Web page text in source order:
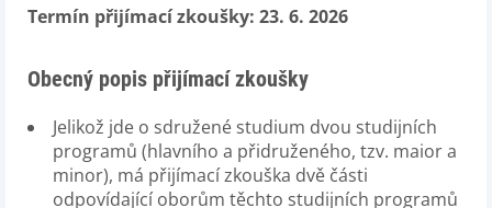
Termín přijímací zkoušky: 23. 6. 2026
Obecný popis přijímací zkoušky
Jelikož jde o sdružené studium dvou studijních
programů (hlavního a přidruženého, tzv. maior a
minor), má přijímací zkouška dvě části
odpovídající oborům těchto studijních programů